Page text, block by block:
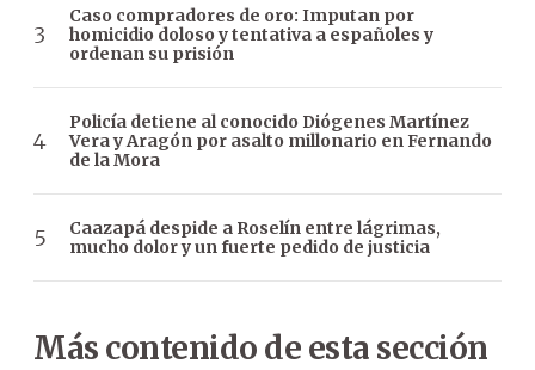
Caso compradores de oro: Imputan por
homicidio doloso y tentativa a españoles y
ordenan su prisión
Policía detiene al conocido Diógenes Martínez
Vera y Aragón por asalto millonario en Fernando
de la Mora
Caazapá despide a Roselín entre lágrimas,
mucho dolor y un fuerte pedido de justicia
Más contenido de esta sección